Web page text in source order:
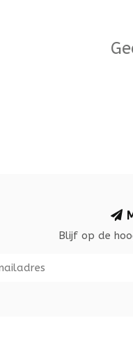
Blijf op de